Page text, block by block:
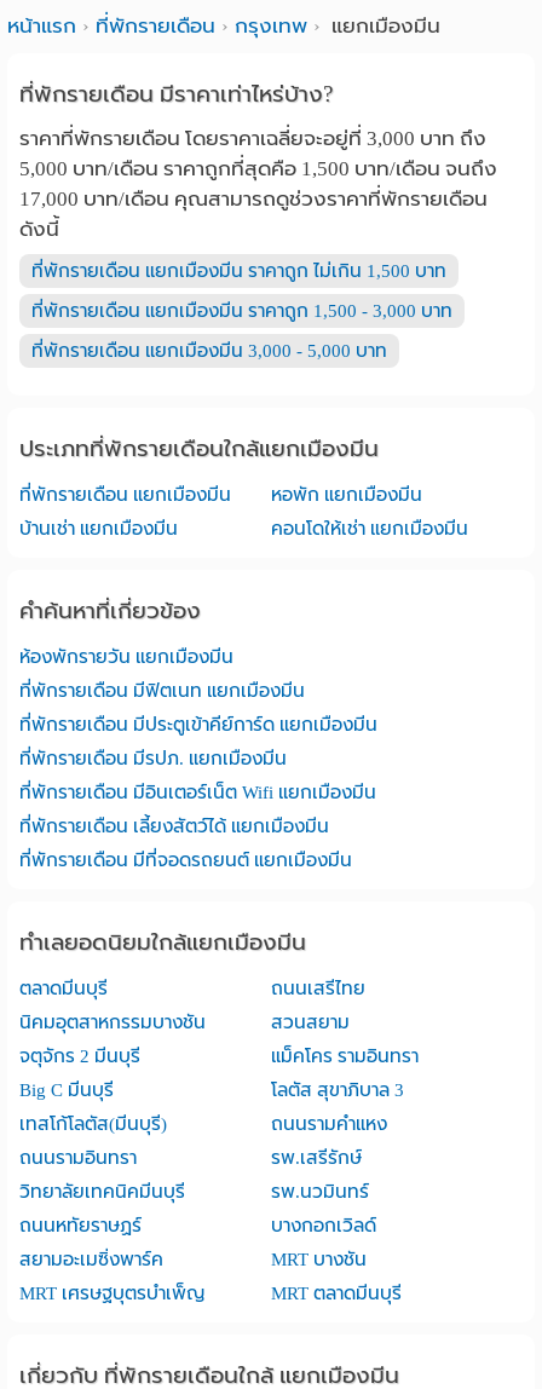
หน้าแรก ที่พักรายเดือน กรุงเทพ แยกเมืองมีน
ที่พักรายเดือน มีราคาเท่าไหร่บ้าง?
ราคาที่พักรายเดือน โดยราคาเฉลี่ยจะอยู่ที่ 3,000 บาท ถึง
5,000 บาท/เดือน ราคาถูกที่สุดคือ 1,500 บาท/เดือน จนถึง
17,000 บาท/เดือน คุณสามารถดูช่วงราคาที่พักรายเดือน
ดังนี้
ที่พักรายเดือน แยกเมืองมีน ราคาถูก ไม่เกิน 1,500 บาท
ที่พักรายเดือน แยกเมืองมีน ราคาถูก 1,500 - 3,000 บาท
ที่พักรายเดือน แยกเมืองมีน 3,000 - 5,000 บาท
ประเภทที่พักรายเดือนใกล้แยกเมืองมีน
ที่พักรายเดือน แยกเมืองมีน
หอพัก แยกเมืองมีน
บ้านเช่า แยกเมืองมีน
คอนโดให้เช่า แยกเมืองมีน
คำค้นหาที่เกี่ยวข้อง
ห้องพักรายวัน แยกเมืองมีน
ที่พักรายเดือน มีฟิตเนท แยกเมืองมีน
ที่พักรายเดือน มีประตูเข้าคีย์การ์ด แยกเมืองมีน
ที่พักรายเดือน มีรปภ. แยกเมืองมีน
ที่พักรายเดือน มีอินเตอร์เน็ต Wifi แยกเมืองมีน
ที่พักรายเดือน เลี้ยงสัตว์ได้ แยกเมืองมีน
ที่พักรายเดือน มีที่จอดรถยนต์ แยกเมืองมีน
ทำเลยอดนิยมใกล้แยกเมืองมีน
ตลาดมีนบุรี
ถนนเสรีไทย
นิคมอุตสาหกรรมบางชัน
สวนสยาม
จตุจักร 2 มีนบุรี
แม็คโคร รามอินทรา
Big C มีนบุรี
โลตัส สุขาภิบาล 3
เทสโก้โลตัส(มีนบุรี)
ถนนรามคำแหง
ถนนรามอินทรา
รพ.เสรีรักษ์
วิทยาลัยเทคนิคมีนบุรี
รพ.นวมินทร์
ถนนหทัยราษฏร์
บางกอกเวิลด์
สยามอะเมซิ่งพาร์ค
MRT บางชัน
MRT เศรษฐบุตรบำเพ็ญ
MRT ตลาดมีนบุรี
เกี่ยวกับ ที่พักรายเดือนใกล้ แยกเมืองมีน